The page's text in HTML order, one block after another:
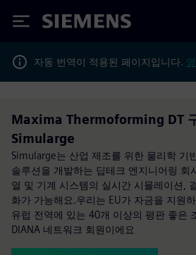
Siemens
자동 번역이 적용된 페이지입니다.
Maxima Thermoforming DT
Simularge
Simularge는 산업 제조를 위한 물리학 기
솔루션을 개발하는 딥테크 엔지니어링 회
열 및 기계 시스템의 실시간 시뮬레이션,
화가 가능해요.우리는 EU가 자금을 지원
유럽 전역에 있는 40개 이상의 평판 좋은
DIANA 네트워크 회원이에요